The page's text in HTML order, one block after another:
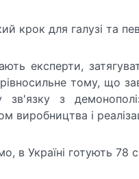
крок для галузі та
експерти,
тому, що
зв'язку з
виробництва і
в Україні готують 78